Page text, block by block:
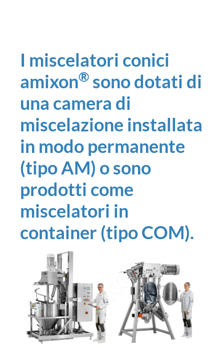
I miscelatori conici
amixon® sono dotati di
una camera di
miscelazione installata
in modo permanente
(tipo AM) o sono
prodotti come
miscelatori in
container (tipo COM).